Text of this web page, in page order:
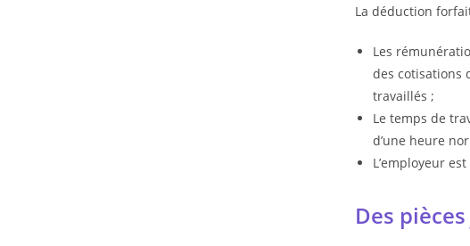
La déduction
Les
des cotisations
travaillés ;
Le temps de
d’une heure
L’employeur
Des